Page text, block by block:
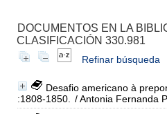
DOCUMENTOS EN LA
CLASIFICACIÓN 330.981
Refinar búsqueda
Desafio americano à
:1808-1850.
/ Antonia Fernanda